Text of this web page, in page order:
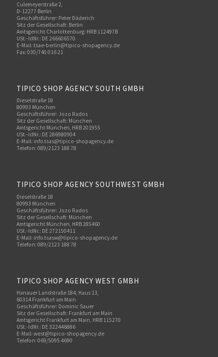
Culemeyerstraße 2,
D-12277 Berlin
Geschäftsführer: Peter Däderich
Sitz der Gesellschaft: Berlin
Amtsgericht Charlottenburg: HRB 112497B
USt.-IdNr.: DE 266606570
E-Mail: tsae-berlin@tipico-shopagency.de
Fax: 030/740 016 21
TIPICO SHOP AGENCY SOUTH GMBH
Dieselstraße 18
80993 München
Geschäftsführer: Jozo Rados
Sitz der Gesellschaft: München
Amtsgericht München, HRB 201955
USt.-IdNr.: DE 286980904
E-Mail: info.tsas@tipico-shopagency.de
Telefon: 089/2123 188 78
TIPICO SHOP AGENCY SOUTHWEST GMBH
Dieselstraße 18
80993 München
Geschäftsführer: Jozo Rados
Sitz der Gesellschaft: München
Amtsgericht München, HRB 285460
USt.-IdNr.: DE 272150411
E-Mail: info.tsasw@tipico-shopagency.de
Telefon: 089/2123 188 78
TIPICO SHOP AGENCY WEST GMBH
Hanauer Landstraße 184, Haus 13,
60314 Frankfurt am Main
Geschäftsführer: Dominic Sauer
Sitz der Gesellschaft: Frankfurt am Main
Amtsgericht Frankfurt am Main, HRB 115270
USt.-IdNr.: DE 322446886
E-Mail: west@tipico-shopagency.de
Telefon: 069/5095 4690